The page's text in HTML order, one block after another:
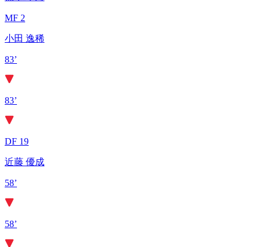
MF 2
小田 逸稀
83’
83’
DF 19
近藤 優成
58’
58’